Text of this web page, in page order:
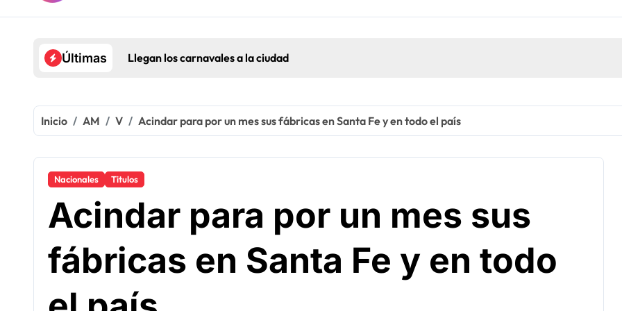
Últimas Llegan los carnavales a la ciudad
Inicio AM V Acindar para por un mes sus fábricas en Santa Fe y en todo el país
Nacionales Titulos
Acindar para por un mes sus
fábricas en Santa Fe y en todo